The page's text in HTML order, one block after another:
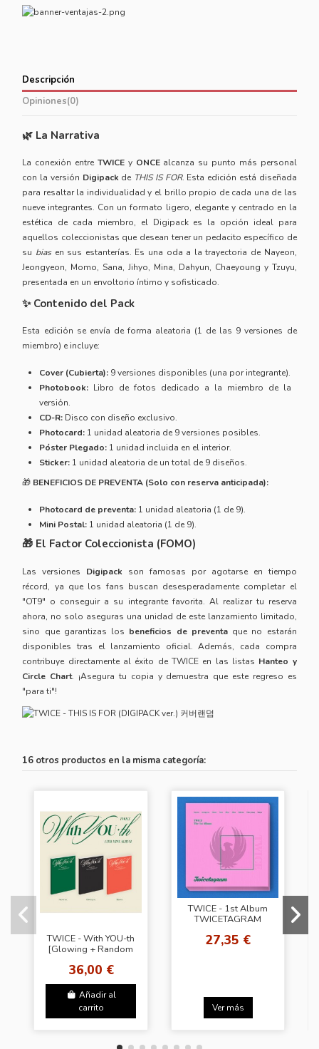
Descripción
Opiniones(0)
🌿 La Narrativa
La conexión entre TWICEy ONCEalcanza su punto más personal
con la versión Digipackde THIS IS FOR. Esta edición está diseñada
para resaltar la individualidad y el brillo propio de cada una de las
nueve integrantes. Con un formato ligero, elegante y centrado en la
estética de cada miembro, el Digipack es la opción ideal para
aquellos coleccionistas que desean tener un pedacito específico de
su biasen sus estanterías. Es una oda a la trayectoria de Nayeon,
Jeongyeon, Momo, Sana, Jihyo, Mina, Dahyun, Chaeyoung y Tzuyu,
presentada en un envoltorio íntimo y sofisticado.
✨ Contenido del Pack
Esta edición se envía de forma aleatoria (1 de las 9 versiones de
miembro) e incluye:
Cover (Cubierta): 9 versiones disponibles (una por integrante).
Photobook: Libro de fotos dedicado a la miembro de la
versión.
CD-R: Disco con diseño exclusivo.
Photocard: 1 unidad aleatoria de 9 versiones posibles.
Póster Plegado: 1 unidad incluida en el interior.
Sticker: 1 unidad aleatoria de un total de 9 diseños.
🎁 BENEFICIOS DE PREVENTA (Solo con reserva anticipada):
Photocard de preventa: 1 unidad aleatoria (1 de 9).
Mini Postal: 1 unidad aleatoria (1 de 9).
🎁 El Factor Coleccionista (FOMO)
Las versiones Digipack son famosas por agotarse en tiempo
récord, ya que los fans buscan desesperadamente completar el
"OT9" o conseguir a su integrante favorita. Al realizar tu reserva
ahora, no solo aseguras una unidad de este lanzamiento limitado,
sino que garantizas los beneficios de preventaque no estarán
disponibles tras el lanzamiento oficial. Además, cada compra
contribuye directamente al éxito de TWICE en las listas Hanteo y
Circle Chart. ¡Asegura tu copia y demuestra que este regreso es
"para ti"!
16 otros productos en la misma categoría:
TWICE - With YOU-th
[Glowing + Random
SHOP)]
36,00 €
Añadir al
carrito
TWICE - 1st Album
TWICETAGRAM
27,35 €
Ver más